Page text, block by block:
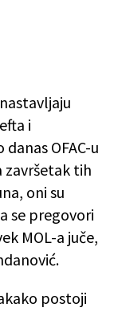
i
OFAC-u
završetak tih
oni su
se pregovori
MOL-a juče,
postoji